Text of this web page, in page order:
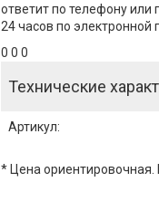
ответит по телефону или
24 часов по электронной
0 0 0
Технические
Артикул:
* Цена ориентировочная.